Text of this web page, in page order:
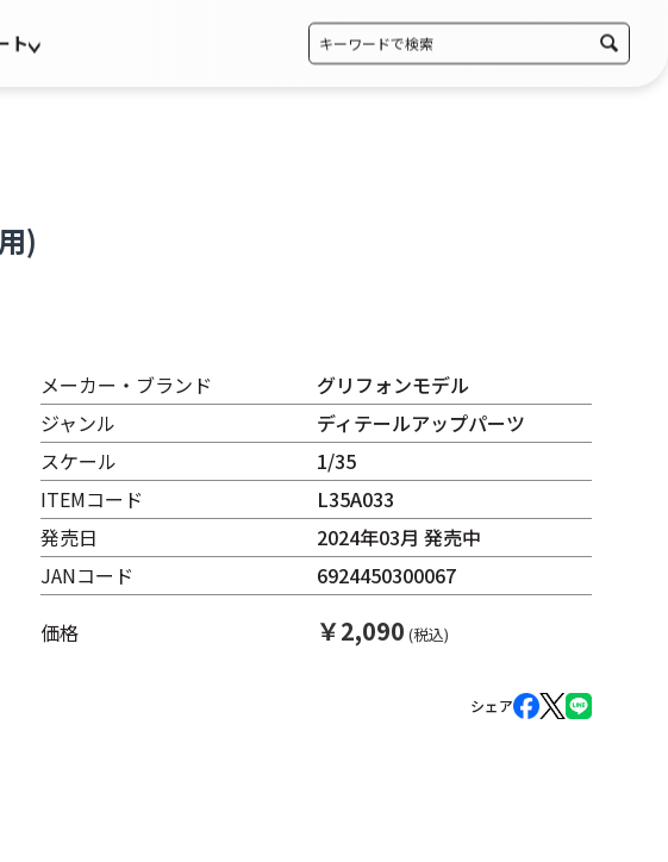
ト
)
メーカー・ブランド
グリフォンモデル
ジャンル
ディテールアップパーツ
スケール
1/35
ITEMコード
L35A033
発売日
2024年03月 発売中
JANコード
6924450300067
価格
￥2,090 (税込)
シェア